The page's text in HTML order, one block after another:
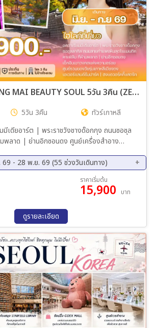
68
05 พ.ย. 69 - 09 พ.ย. 68
68
07 พ.ย. 69 - 11 พ.ย. 68
68
09 พ.ย. 69 - 13 พ.ย. 68
68
11 พ.ย. 69 - 15 พ.ย. 68
68
13 พ.ย. 69 - 17 พ.ย. 68
15 พ.ย. 69 - 19 พ.ย. 68
68
17 พ.ย. 69 - 21 พ.ย. 68
68
19 พ.ย. 69 - 23 พ.ย. 68
68
21 พ.ย. 69 - 25 พ.ย. 68
ทัวร์เกาหลี CHIANG MAI BEAUTY SOUL 5วัน 3คืน (ZE,7C)
5วัน 3คืน
ทัวร์เกาหลี
มีเดียอาร์ต | พระราชวังชางด๊อกกุง ถนนซอซุล
พลาด | ย่านอิกซอนดง ศูนย์เครื่องสำอาง
FREE ศูนย์รวมของวัยรุ่นเกาหลีเมียงดง
ด้วยตัวเอง (SEOUL CITY SELF TOUR) (NO
- 28 พ.ย. 69 (55 ช่วงวันเดินทาง)
02 ต.ค. 69 - 06 ต.ค. 69
04 ต.ค. 69 - 08 ต.ค. 69
06 ต.ค. 69 - 10 ต.ค. 69
08 ต.ค. 69 - 12 ต.ค. 69
10 ต.ค. 69 - 14 ต.ค. 69
69
12 ต.ค. 69 - 16 ต.ค. 69
69
14 ต.ค. 69 - 18 ต.ค. 69
16 ต.ค. 69 - 20 ต.ค. 69
69
18 ต.ค. 69 - 22 ต.ค. 69
69
20 ต.ค. 69 - 24 ต.ค. 69
69
22 ต.ค. 69 - 26 ต.ค. 69
69
24 ต.ค. 69 - 28 ต.ค. 69
69
26 ต.ค. 69 - 30 ต.ค. 69
69
28 ต.ค. 69 - 01 พ.ย. 68
ราคาเริ่มต้น
15,900 บาท
ดูรายละเอียด